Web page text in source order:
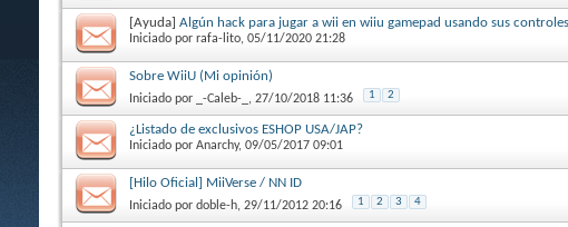
[Ayuda] Algún hack para jugar a wii en wiiu gamepad usando sus
Iniciado por rafa-lito, 05/11/2020 21:28
Sobre WiiU (Mi opinión)
Iniciado por _-Caleb-_ , 27/10/2018 11:36 1 2
¿Listado de exclusivos ESHOP USA/JAP?
Iniciado por Anarchy, 09/05/2017 09:01
[Hilo Oficial] MiiVerse / NN ID
Iniciado por doble-h, 29/11/2012 20:16 1 2 3 4